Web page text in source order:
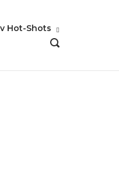
Hot-Shots
OPEN